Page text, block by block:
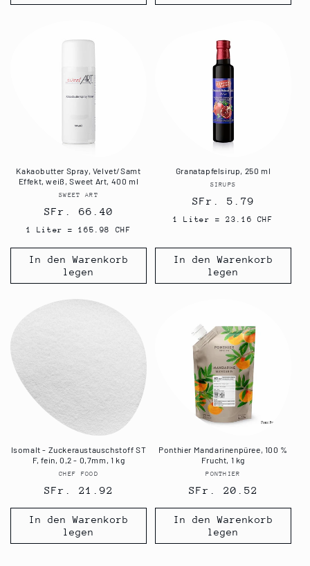
Kakaobutter Spray, Velvet/Samt
Effekt, weiß, Sweet Art, 400 ml
Anbieter:
SWEET ART
Normaler
Preis
SFr. 66.40
1 Liter = 165.98 CHF
In den Warenkorb
legen
Granatapfelsirup, 250 ml
Anbieter:
SIRUPS
Normaler
Preis
SFr. 5.79
1 Liter = 23.16 CHF
In den Warenkorb
legen
Isomalt - Zuckeraustauschstoff ST
F, fein, 0,2 - 0,7mm, 1 kg
Anbieter:
CHEF FOOD
Normaler
Preis
SFr. 21.92
In den Warenkorb
legen
Ponthier Mandarinenpüree, 100 %
Frucht, 1 kg
Anbieter:
PONTHIER
Normaler
Preis
SFr. 20.52
In den Warenkorb
legen